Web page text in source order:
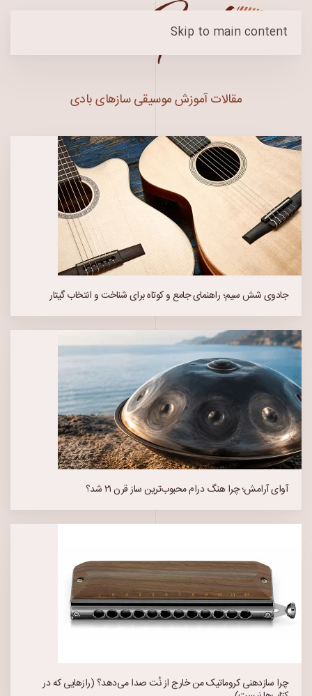
Skip to main content
مقالات آموزش موسیقی سازهای بادی
جادوی شش سیم؛ راهنمای جامع و کوتاه برای شناخت و انتخاب گیتار
آوای آرامش؛ چرا هنگ درام محبوب‌ترین ساز قرن ۲۱ شد؟
چرا سازدهنی کروماتیک من خارج از نُت صدا می‌دهد؟ (رازهایی که در